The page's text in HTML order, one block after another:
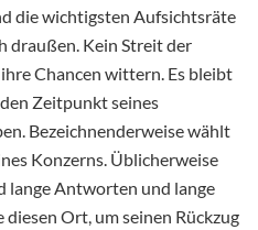
die wichtigsten Aufsichtsräte
draußen. Kein Streit der
Chancen wittern. Es bleibt
Zeitpunkt seines
Bezeichnenderweise wählt
Konzerns. Üblicherweise
lange Antworten und lange
Ort, um seinen Rückzug